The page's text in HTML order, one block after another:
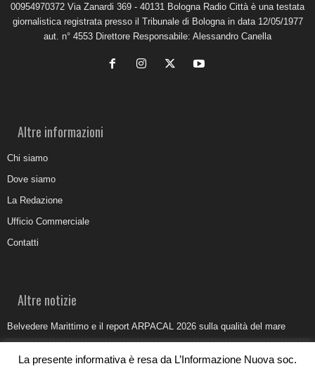
00954970372 Via Zanardi 369 - 40131 Bologna Radio Città è una testata
giornalistica registrata presso il Tribunale di Bologna in data 12/05/1977
aut. n° 4553 Direttore Responsabile: Alessandro Canella
Altre informazioni
Chi siamo
Dove siamo
La Redazione
Ufficio Commerciale
Contatti
Altre notizie
Belvedere Marittimo e il report ARPACAL 2026 sulla qualità del mare
La presente informativa è resa da L’Informazione Nuova soc.